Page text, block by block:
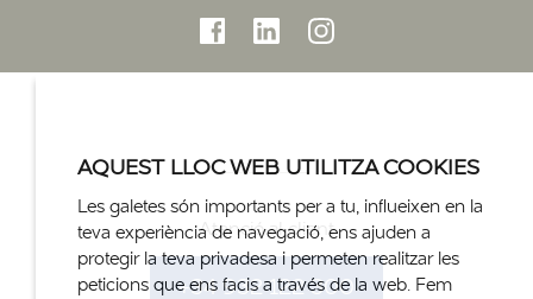
Atenció al client
+34 932 122 300
AQUEST LLOC WEB UTILITZA COOKIES
Les galetes són importants per a tu, influeixen en la
teva experiència de navegació, ens ajuden a
protegir la teva privadesa i permeten realitzar les
peticions que ens facis a través de la web. Fem